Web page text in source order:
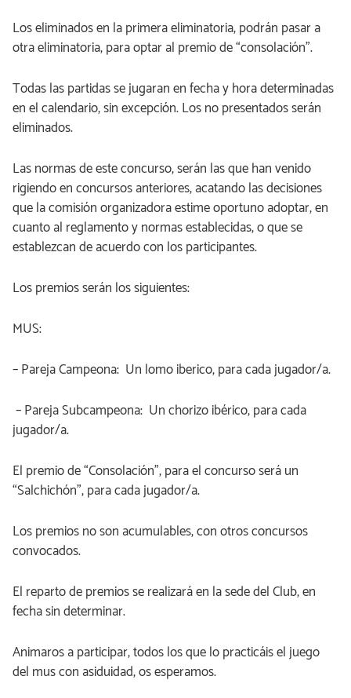
Los eliminados en la primera eliminatoria, podrán pasar a
otra eliminatoria, para optar al premio de “consolación”.
Todas las partidas se jugaran en fecha y hora determinadas
en el calendario, sin excepción. Los no presentados serán
eliminados.
Las normas de este concurso, serán las que han venido
rigiendo en concursos anteriores, acatando las decisiones
que la comisión organizadora estime oportuno adoptar, en
cuanto al reglamento y normas establecidas, o que se
establezcan de acuerdo con los participantes.
Los premios serán los siguientes:
MUS:
– Pareja Campeona:​ ​ Un lomo iberico, para cada jugador/a.
– Pareja Subcampeona: ​ Un chorizo ibérico, para cada
jugador/a.
El premio de “Consolación”, para el concurso será un
“Salchichón”, para cada jugador/a.
Los premios no son acumulables, con otros concursos
convocados.
El reparto de premios se realizará en la sede del Club, en
fecha sin determinar.
Animaros a participar, todos los que lo practicáis el juego
del mus con asiduidad, os esperamos.